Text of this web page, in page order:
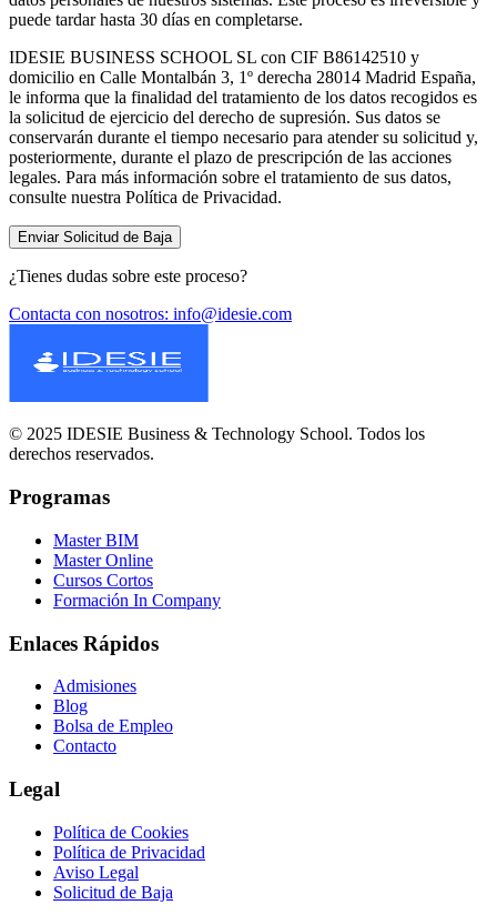
puede tardar hasta 30 días en completarse.
IDESIE BUSINESS SCHOOL SL con CIF B86142510 y
domicilio en Calle Montalbán 3, 1º derecha 28014 Madrid España,
le informa que la finalidad del tratamiento de los datos recogidos es
la solicitud de ejercicio del derecho de supresión. Sus datos se
conservarán durante el tiempo necesario para atender su solicitud y,
posteriormente, durante el plazo de prescripción de las acciones
legales. Para más información sobre el tratamiento de sus datos,
consulte nuestra Política de Privacidad.
Enviar Solicitud de Baja
¿Tienes dudas sobre este proceso?
Contacta con nosotros: info@idesie.com
© 2025 IDESIE Business & Technology School. Todos los
derechos reservados.
Programas
Master BIM
Master Online
Cursos Cortos
Formación In Company
Enlaces Rápidos
Admisiones
Blog
Bolsa de Empleo
Contacto
Legal
Política de Cookies
Política de Privacidad
Aviso Legal
Solicitud de Baja